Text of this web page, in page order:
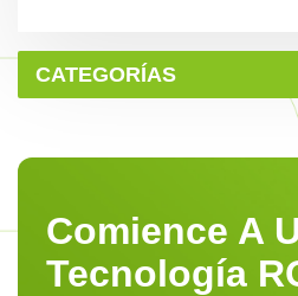
CATEGORÍAS
Comience A
Tecnología